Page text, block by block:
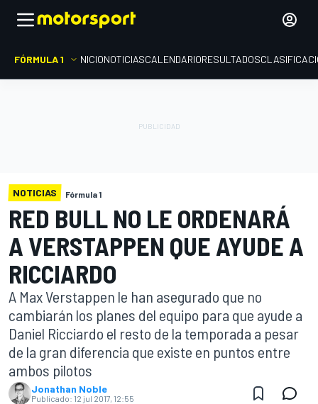
FÓRMULA 1 INICIONOTICIASCALENDARIORESULTADOS
NOTICIAS Fórmula 1
RED BULL NO LE ORDENARÁ
A VERSTAPPEN QUE AYUDE A
RICCIARDO
A Max Verstappen le han asegurado que no
cambiarán los planes del equipo para que ayude a
Daniel Ricciardo el resto de la temporada a pesar
de la gran diferencia que existe en puntos entre
ambos pilotos
Jonathan Noble
Publicado: 12 jul 2017, 12:55